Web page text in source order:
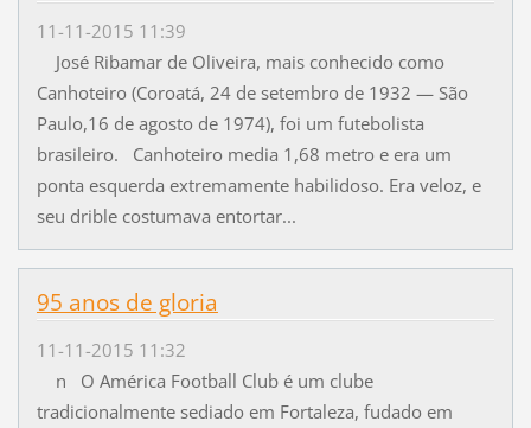
11-11-2015 11:39
José Ribamar de Oliveira, mais conhecido como
Canhoteiro (Coroatá, 24 de setembro de 1932 — São
Paulo,16 de agosto de 1974), foi um futebolista
brasileiro. Canhoteiro media 1,68 metro e era um
ponta esquerda extremamente habilidoso. Era veloz, e
seu drible costumava entortar...
95 anos de gloria
11-11-2015 11:32
n O América Football Club é um clube
tradicionalmente sediado em Fortaleza, fudado em